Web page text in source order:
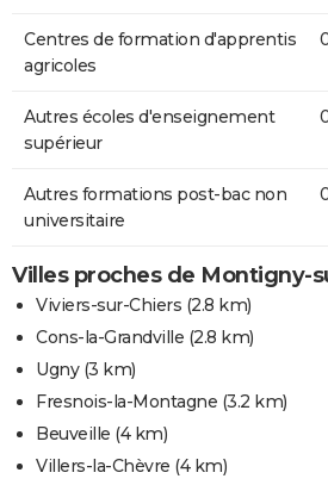
Centres de formation d'apprentis
agricoles
Autres écoles d'enseignement
supérieur
Autres formations post-bac non
universitaire
Villes proches de Montigny-
Viviers-sur-Chiers (2.8 km)
Cons-la-Grandville (2.8 km)
Ugny(3 km)
Fresnois-la-Montagne (3.2 km)
Beuveille (4 km)
Villers-la-Chèvre (4 km)